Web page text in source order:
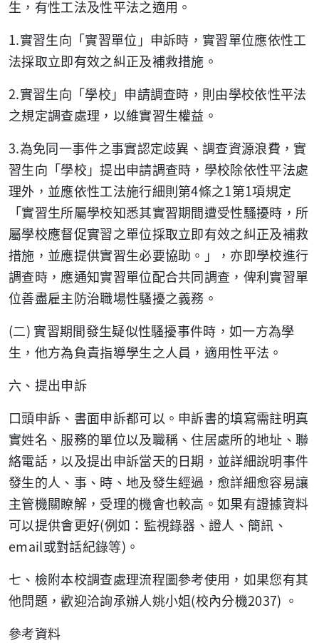
生，有性工法及性平法之適用。
1.實習生向「實習單位」申訴時，實習單位應依性工
法採取立即有效之糾正及補救措施。
2.實習生向「學校」申請調查時，則由學校依性平法
之規定調查處理，以維實習生權益。
3.為免同一事件之事實認定歧異、調查資源浪費，實
習生向「學校」提出申請調查時，學校除依性平法處
理外，並應依性工法施行細則第4條之1第1項規定
「實習生所屬學校知悉其實習期間遭受性騷擾時，所
屬學校應督促實習之單位採取立即有效之糾正及補救
措施，並應提供實習生必要協助。」，亦即學校進行
調查時，應通知實習單位配合共同調查，俾利實習單
位善盡雇主防治職場性騷擾之義務。
(二) 實習期間發生疑似性騷擾事件時，如一方為學
生，他方為負責指導學生之人員，適用性平法。
六、提出申訴
口頭申訴、書面申訴都可以。申訴書的填寫需註明真
實姓名、服務的單位以及職稱、住居處所的地址、聯
絡電話，以及提出申訴當天的日期，並詳細說明事件
發生的人、事、時、地及發生經過，愈詳細愈容易讓
主管機關瞭解，受理的機會也較高。如果有證據資料
可以提供會更好(例如：監視錄器、證人、簡訊、
email或對話紀錄等) 。
七、檢附本校調查處理流程圖參考使用，如果您有其
他問題，歡迎洽詢承辦人姚小姐(校內分機2037) 。
參考資料